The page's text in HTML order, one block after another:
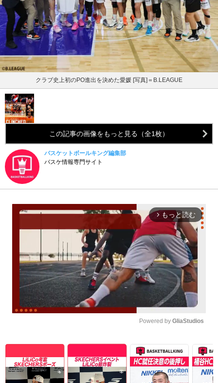
クラブ史上初のPO進出を決めた愛媛 [写真]＝B.LEAGUE
この記事の画像をもっと見る（全1枚）
バスケットボールキング編集部
バスケ情報専門サイト
arrow_forward_ios もっと読む
Powered by GliaStudios